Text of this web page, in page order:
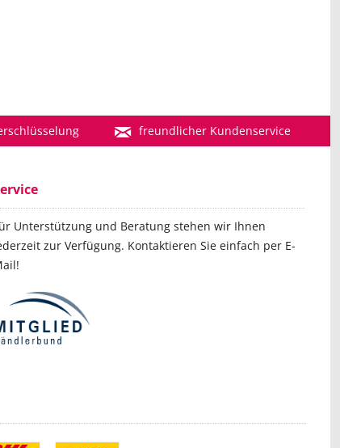
freundlicher Kundenservice
Unterstützung und Beratung stehen wir Ihnen
zur Verfügung. Kontaktieren Sie einfach per E-